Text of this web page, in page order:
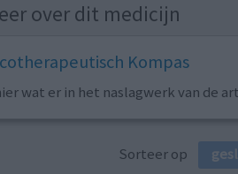
over dit medicijn
Kompas
wat er in het naslagwerk van de
Sorteer op